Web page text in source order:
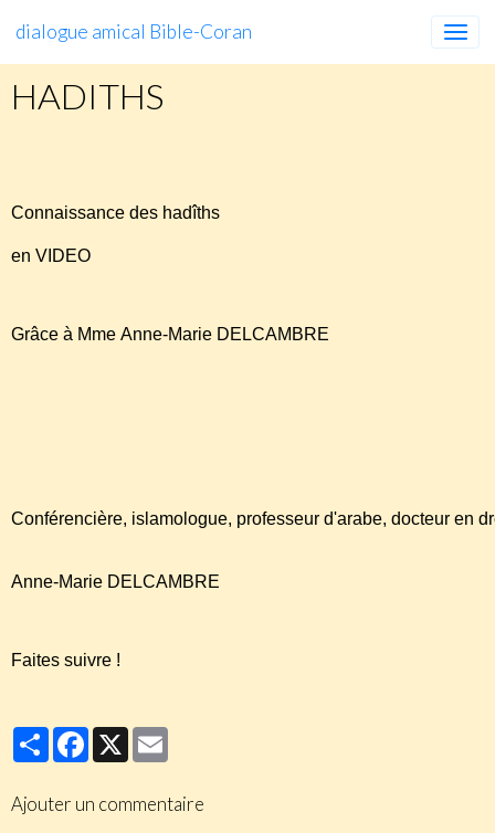
dialogue amical Bible-Coran
HADITHS
Connaissance des hadîths
en VIDEO
Grâce à Mme Anne-Marie DELCAMBRE
Conférencière, islamologue, professeur d'arabe, docteur en
Anne-Marie DELCAMBRE
Faites suivre !
PartagerFacebook
X
Ajouter un commentaire